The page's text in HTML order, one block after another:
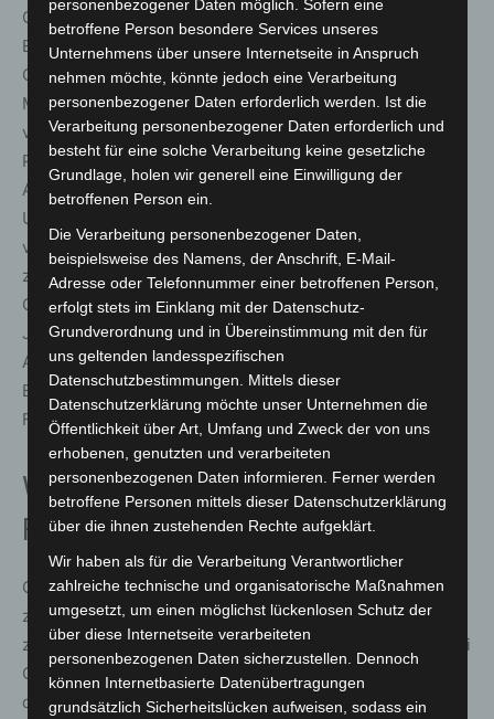
Cheerleader eine sportlich-akrobatische Show der
Extraklasse. Temperamentvoll und leidenschaftlich spielt
Chalance im Gartentheater mit Charme, Esprit und
Mondänität die besten Latin-, Swing- und Popsongs aus
vier Jahrzehnten. Das Quartett Griyo mixt auf der
Probenbühne einen fantasievollen Cocktail aus
Alternative Latin Music und Elementen aus Pop und Jazz!
Um 22:00 Uhr übernimmt dann das mexikanische Team
von Pirotecnia Internacional. Das Gleichgewicht
zwischen Tradition, Kunst und Technologie ist der
Grundsatz des etablierten Unternehmens. Seit über 50
Jahren präsentiert das Team Feuerwerke zu besonderen
Anlässen wie dem nationalen Unabhängigkeitstag, dem
Besuch von Papst Johannes Paul II. in Mexiko, oder dem
Finale der mexikanischen Fußballliga.
Welcome Africa am 03.09.:
Fireworks for Africa
Glutrote Raubkatzen begrüßen die Feuerwerk-Fans
zusammen mit Trommlern und Tänzern am Eingangstor
zum Großen Garten. Die warme, erdige Stimme von Adjiri
Odametey setzt im Gartentheater mit melodiösen Songs
der Weltmusikszene starke Impulse. Auf der
personenbezogener Daten möglich. Sofern eine
betroffene Person besondere Services unseres
Unternehmens über unsere Internetseite in Anspruch
nehmen möchte, könnte jedoch eine Verarbeitung
personenbezogener Daten erforderlich werden. Ist die
Verarbeitung personenbezogener Daten erforderlich und
besteht für eine solche Verarbeitung keine gesetzliche
Grundlage, holen wir generell eine Einwilligung der
betroffenen Person ein.
Die Verarbeitung personenbezogener Daten,
beispielsweise des Namens, der Anschrift, E-Mail-
Adresse oder Telefonnummer einer betroffenen Person,
erfolgt stets im Einklang mit der Datenschutz-
Grundverordnung und in Übereinstimmung mit den für
uns geltenden landesspezifischen
Datenschutzbestimmungen. Mittels dieser
Datenschutzerklärung möchte unser Unternehmen die
Öffentlichkeit über Art, Umfang und Zweck der von uns
erhobenen, genutzten und verarbeiteten
personenbezogenen Daten informieren. Ferner werden
betroffene Personen mittels dieser Datenschutzerklärung
über die ihnen zustehenden Rechte aufgeklärt.
Wir haben als für die Verarbeitung Verantwortlicher
zahlreiche technische und organisatorische Maßnahmen
umgesetzt, um einen möglichst lückenlosen Schutz der
über diese Internetseite verarbeiteten
personenbezogenen Daten sicherzustellen. Dennoch
können Internetbasierte Datenübertragungen
grundsätzlich Sicherheitslücken aufweisen, sodass ein